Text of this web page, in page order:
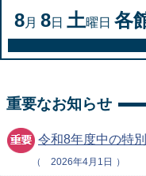
8月 8日 土曜日 各
重要なお知らせ
令和8年度中の特
2026年4月1日